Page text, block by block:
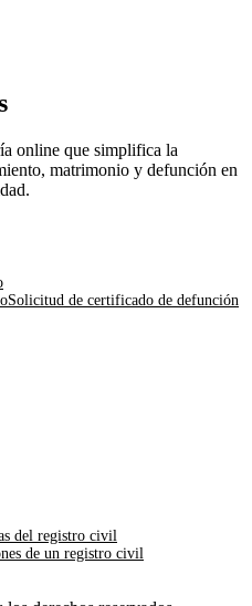
online que simplifica la
matrimonio y defunción en
Solicitud de certificado de defunción
del registro civil
de un registro civil